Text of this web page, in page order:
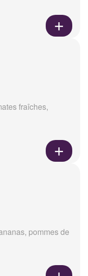
fraîches,
pommes de